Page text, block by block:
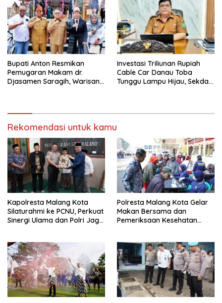
Bupati Anton Resmikan
Pemugaran Makam dr.
Djasamen Saragih, Warisan
Investasi Triliunan Rupiah
Cable Car Danau Toba
Tunggu Lampu Hijau, Sekda
Rekomendasi untuk kamu
Kapolresta Malang Kota
Silaturahmi ke PCNU, Perkuat
Sinergi Ulama dan Polri Jaga
Polresta Malang Kota Gelar
Makan Bersama dan
Pemeriksaan Kesehatan